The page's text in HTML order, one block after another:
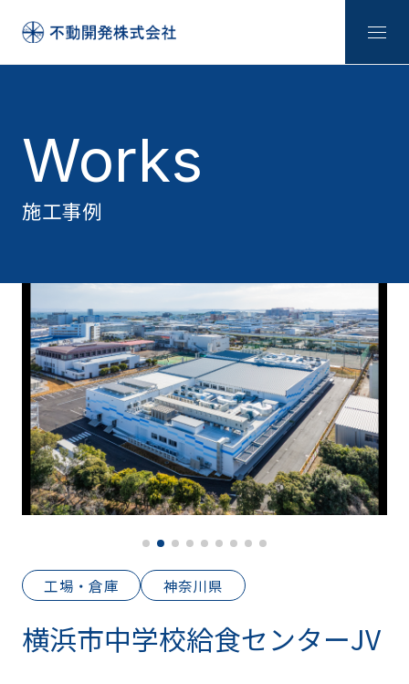
Works
施工事例
工場・倉庫 神奈川県
横浜市中学校給食センターJV